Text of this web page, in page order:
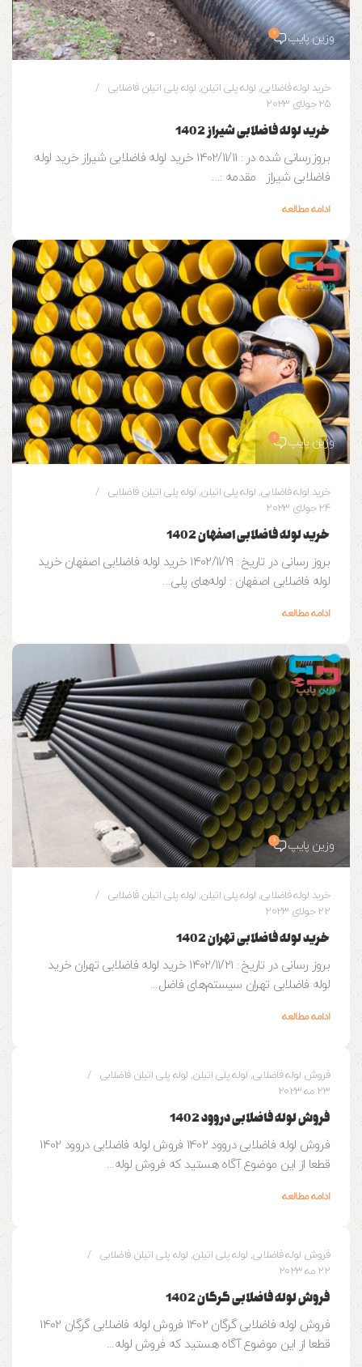
وزین پایپ 0
خرید لوله فاضلابی, لوله پلی اتیلن, لوله پلی اتیلن فاضلابی
25 جولای 2023
خرید لوله فاضلابی شیراز 1402
بروزرسانی شده در : 1402/11/11 خرید لوله فاضلابی شیراز خرید لوله
فاضلابی شیراز مقدمه :...
ادامه مطالعه
وزین پایپ 0
خرید لوله فاضلابی, لوله پلی اتیلن, لوله پلی اتیلن فاضلابی
24 جولای 2023
خرید لوله فاضلابی اصفهان 1402
بروز رسانی در تاریخ : ۱۴۰۲/۱۱/۱۹ خرید لوله فاضلابی اصفهان خرید
لوله فاضلابی اصفهان : لوله‌های پلی...
ادامه مطالعه
وزین پایپ 0
خرید لوله فاضلابی, لوله پلی اتیلن, لوله پلی اتیلن فاضلابی
22 جولای 2023
خرید لوله فاضلابی تهران 1402
بروز رسانی در تاریخ : ۱۴۰۲/۱۱/۲۱ خرید لوله فاضلابی تهران خرید
لوله فاضلابی تهران سیستم‌های فاضل...
ادامه مطالعه
فروش لوله فاضلابی, لوله پلی اتیلن, لوله پلی اتیلن فاضلابی
23 مه 2023
فروش لوله فاضلابی دروود 1402
فروش لوله فاضلابی دروود 1402 فروش لوله فاضلابی دروود 1402
قطعا از این موضوع آگاه هستید که فروش لوله...
ادامه مطالعه
فروش لوله فاضلابی, لوله پلی اتیلن, لوله پلی اتیلن فاضلابی
22 مه 2023
فروش لوله فاضلابی گرگان 1402
فروش لوله فاضلابی گرگان 1402 فروش لوله فاضلابی گرگان 1402
قطعا از این موضوع آگاه هستید که فروش لوله...